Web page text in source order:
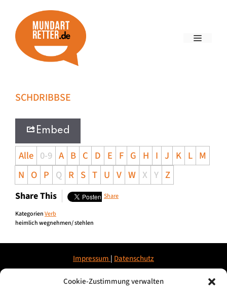
Cookie-Zustimmung verwalten
SCHDRIBBSE
Embed
Alle 0-9 A B C D E F G H I J K L M
N O P Q R S T U V W X Y Z
Share This Share
KategorienVerb
heimlich wegnehmen/ stehlen
Impressum | Datenschutz
© 2026, Mundartretter.de